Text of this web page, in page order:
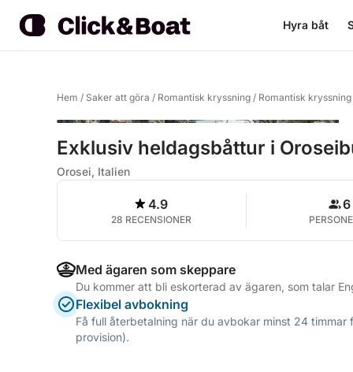
Hyra båt
Hem / Saker att göra / Romantisk kryssning / Romantisk kryssning
Exklusiv heldagsbåttur i
Orosei, Italien
4.9
28 RECENSIONER
6
Med ägaren som skeppare
Du kommer att bli eskorterad av ägaren, som talar
Flexibel avbokning
Få full återbetalning när du avbokar minst 24
provision).